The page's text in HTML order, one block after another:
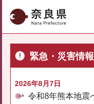
奈良県
緊急・災害情報
2026年8月7日
令和8年熊本地震